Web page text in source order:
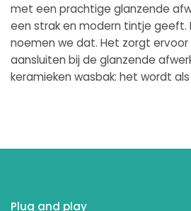
met een prachtige glanzende
een strak en modern tintje geeft.
noemen we dat. Het zorgt
aansluiten bij de glanzende
keramieken wasbak: het wordt
Plug and play